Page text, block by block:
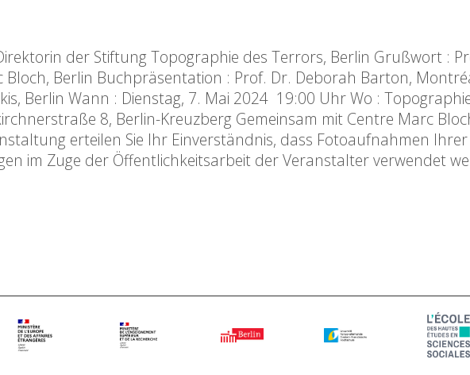
der Stiftung Topographie des Terrors, Berlin Grußwort :
Bloch, Berlin Buchpräsentation : Prof. Dr. Deborah Barton,
Berlin Wann : Dienstag, 7. Mai 2024 19:00 Uhr Wo :
8, Berlin-Kreuzberg Gemeinsam mit Centre Marc
erteilen Sie Ihr Einverständnis, dass Fotoaufnahmen Ihrer
im Zuge der Öffentlichkeitsarbeit der Veranstalter verwendet